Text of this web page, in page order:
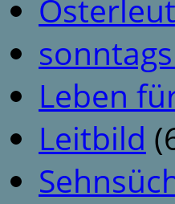
Leben
Leitbild